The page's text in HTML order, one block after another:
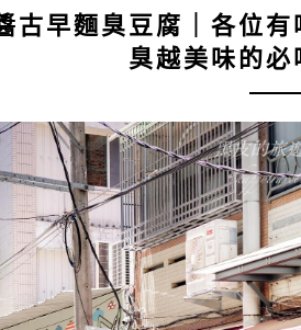
古早麵臭豆腐｜各位
臭越美味的必